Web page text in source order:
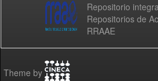
Repositorio
Repositorios de
RRAAE
Theme by